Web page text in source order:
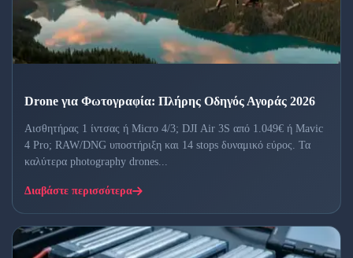
Drone για Φωτογραφία: Πλήρης Οδηγός Αγοράς 2026
Αισθητήρας 1 ίντσας ή Micro 4/3; DJI Air 3S από 1.049€ ή Mavic
4 Pro; RAW/DNG υποστήριξη και 14 stops δυναμικό εύρος. Τα
καλύτερα photography drones...
Διαβάστε περισσότερα